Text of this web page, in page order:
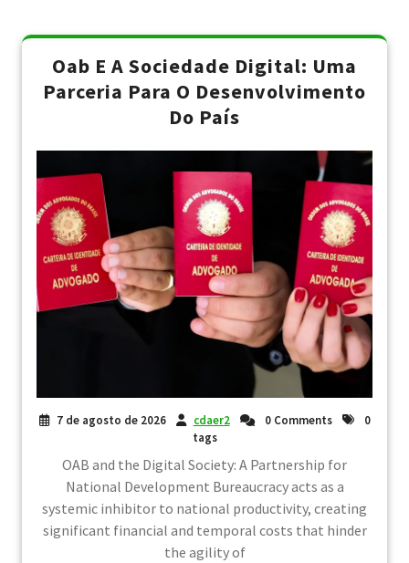
Oab E A Sociedade Digital: Uma
Parceria Para O Desenvolvimento
Do País
7 de agosto de 2026 cdaer2 0 Comments
0
tags
OAB and the Digital Society: A Partnership for
National Development Bureaucracy acts as a
systemic inhibitor to national productivity, creating
significant financial and temporal costs that hinder
the agility of